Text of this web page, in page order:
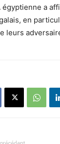
égyptienne a
en
leurs